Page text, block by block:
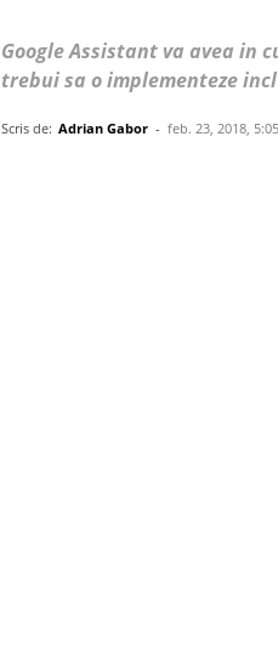
Google Assistant va avea in
trebui sa o implementeze
Scris de: Adrian Gabor - feb. 23, 2018,